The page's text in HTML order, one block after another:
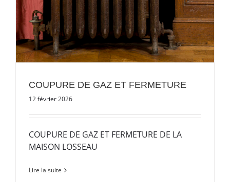
COUPURE DE GAZ ET FERMETURE
12 février 2026
COUPURE DE GAZ ET FERMETURE DE LA
MAISON LOSSEAU
Lire la suite